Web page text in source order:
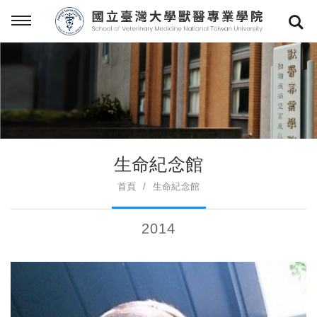
生命紀念館
首頁 生命紀念館
2014